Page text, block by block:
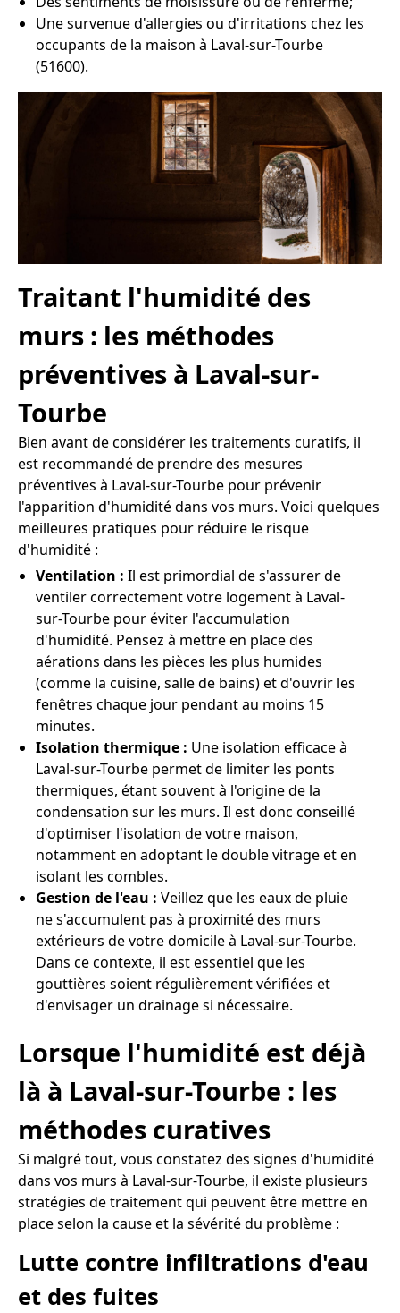
Une survenue d'allergies ou d'irritations chez les
occupants de la maison à Laval-sur-Tourbe
(51600).
Traitant l'humidité des
murs : les méthodes
préventives à Laval-sur-
Tourbe
Bien avant de considérer les traitements curatifs, il
est recommandé de prendre des mesures
préventives à Laval-sur-Tourbe pour prévenir
l'apparition d'humidité dans vos murs. Voici quelques
meilleures pratiques pour réduire le risque
d'humidité :
Ventilation : Il est primordial de s'assurer de
ventiler correctement votre logement à Laval-
sur-Tourbe pour éviter l'accumulation
d'humidité. Pensez à mettre en place des
aérations dans les pièces les plus humides
(comme la cuisine, salle de bains) et d'ouvrir les
fenêtres chaque jour pendant au moins 15
minutes.
Isolation thermique : Une isolation efficace à
Laval-sur-Tourbe permet de limiter les ponts
thermiques, étant souvent à l'origine de la
condensation sur les murs. Il est donc conseillé
d'optimiser l'isolation de votre maison,
notamment en adoptant le double vitrage et en
isolant les combles.
Gestion de l'eau : Veillez que les eaux de pluie
ne s'accumulent pas à proximité des murs
extérieurs de votre domicile à Laval-sur-Tourbe.
Dans ce contexte, il est essentiel que les
gouttières soient régulièrement vérifiées et
d'envisager un drainage si nécessaire.
Lorsque l'humidité est déjà
là à Laval-sur-Tourbe : les
méthodes curatives
Si malgré tout, vous constatez des signes d'humidité
dans vos murs à Laval-sur-Tourbe, il existe plusieurs
stratégies de traitement qui peuvent être mettre en
place selon la cause et la sévérité du problème :
Lutte contre infiltrations d'eau
et des fuites